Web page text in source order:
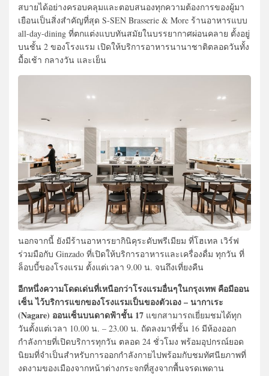
สบายได้อย่างครอบคลุมและตอบสนองทุกความต้องการของผู้มา
เยือนเป็นสิ่งสำคัญที่สุด S-SEN Brasserie & More ร้านอาหารแบบ
all-day-dining ที่ตกแต่งแบบทันสมัยในบรรยากาศผ่อนคลาย ตั้งอยู่
บนชั้น 2 ของโรงแรม เปิดให้บริการอาหารนานาชาติตลอดวันทั้ง
มื้อเช้า กลางวัน และเย็น
นอกจากนี้ ยังมีร้านอาหารยากินิคุระดับพรีเมียม ที่โฮเทล เวิร์ฟ
ร่วมมือกับ Ginzado ที่เปิดให้บริการอาหารและเครื่องดื่ม ทุกวัน ที่
ล็อบบี้ของโรงแรม ตั้งแต่เวลา 9.00 น. จนถึงเที่ยงคืน
อีกหนึ่งความโดดเด่นที่เหนือกว่าโรงแรมอื่นๆในกรุงเทพ คือมีออน
เซ็น ไว้บริการแขกของโรงแรมเป็นของตัวเอง – นากาเระ
(Nagare) ออนเซ็นบนดาดฟ้าชั้น 17 แขกสามารถเยี่ยมชมได้ทุก
วันตั้งแต่เวลา 10.00 น. – 23.00 น. ถัดลงมาที่ชั้น 16 มีห้องออก
กำลังกายที่เปิดบริการทุกวัน ตลอด 24 ชั่วโมง พร้อมอุปกรณ์ยอด
นิยมที่จำเป็นสำหรับการออกกำลังกายไปพร้อมกับชมทัศนียภาพที่
งดงามของเมืองจากหน้าต่างกระจกที่สูงจากพื้นจรดเพดาน